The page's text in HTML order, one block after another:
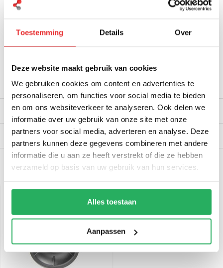
Toestemming Details Over
Deze website maakt gebruik van cookies
We gebruiken cookies om content en advertenties te
personaliseren, om functies voor social media te bieden
en om ons websiteverkeer te analyseren. Ook delen we
informatie over uw gebruik van onze site met onze
partners voor social media, adverteren en analyse. Deze
partners kunnen deze gegevens combineren met andere
informatie die u aan ze heeft verstrekt of die ze hebben
verzameld op basis van uw gebruik van hun services.
Alles toestaan
Aanpassen
Heb je een vraag over dit product?
Productomschrijving
Reviews
Verzendinformatie
Recent bekeken